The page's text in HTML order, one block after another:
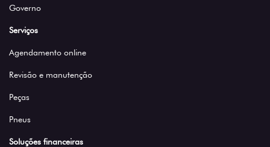
Governo
Serviços
Agendamento online
Revisão e manutenção
Peças
Pneus
Soluções financeiras